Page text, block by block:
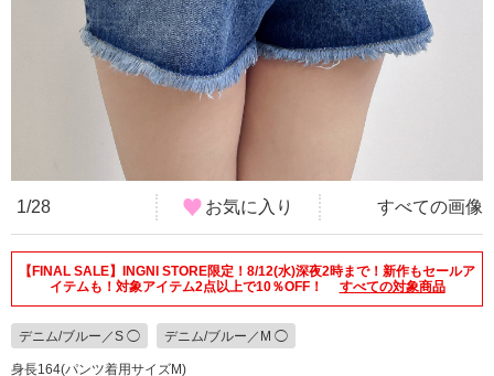
1/28 お気に入り すべての画像
【FINAL SALE】INGNI STORE限定！8/12(水)深夜2時まで！新作もセールア
イテムも！対象アイテム2点以上で10％OFF！
すべての対象商品
デニム/ブルー／S ◯ デニム/ブルー／M ◯
身長164(パンツ着用サイズM)